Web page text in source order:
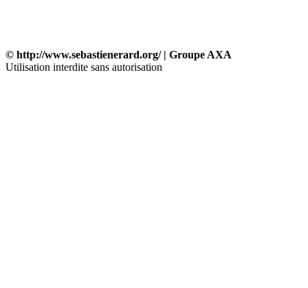
© http://www.sebastienerard.org/ | Groupe AXA
Utilisation interdite sans autorisation